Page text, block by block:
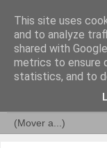
This site uses
and to analyze
shared with
metrics to ensure
statistics, and to